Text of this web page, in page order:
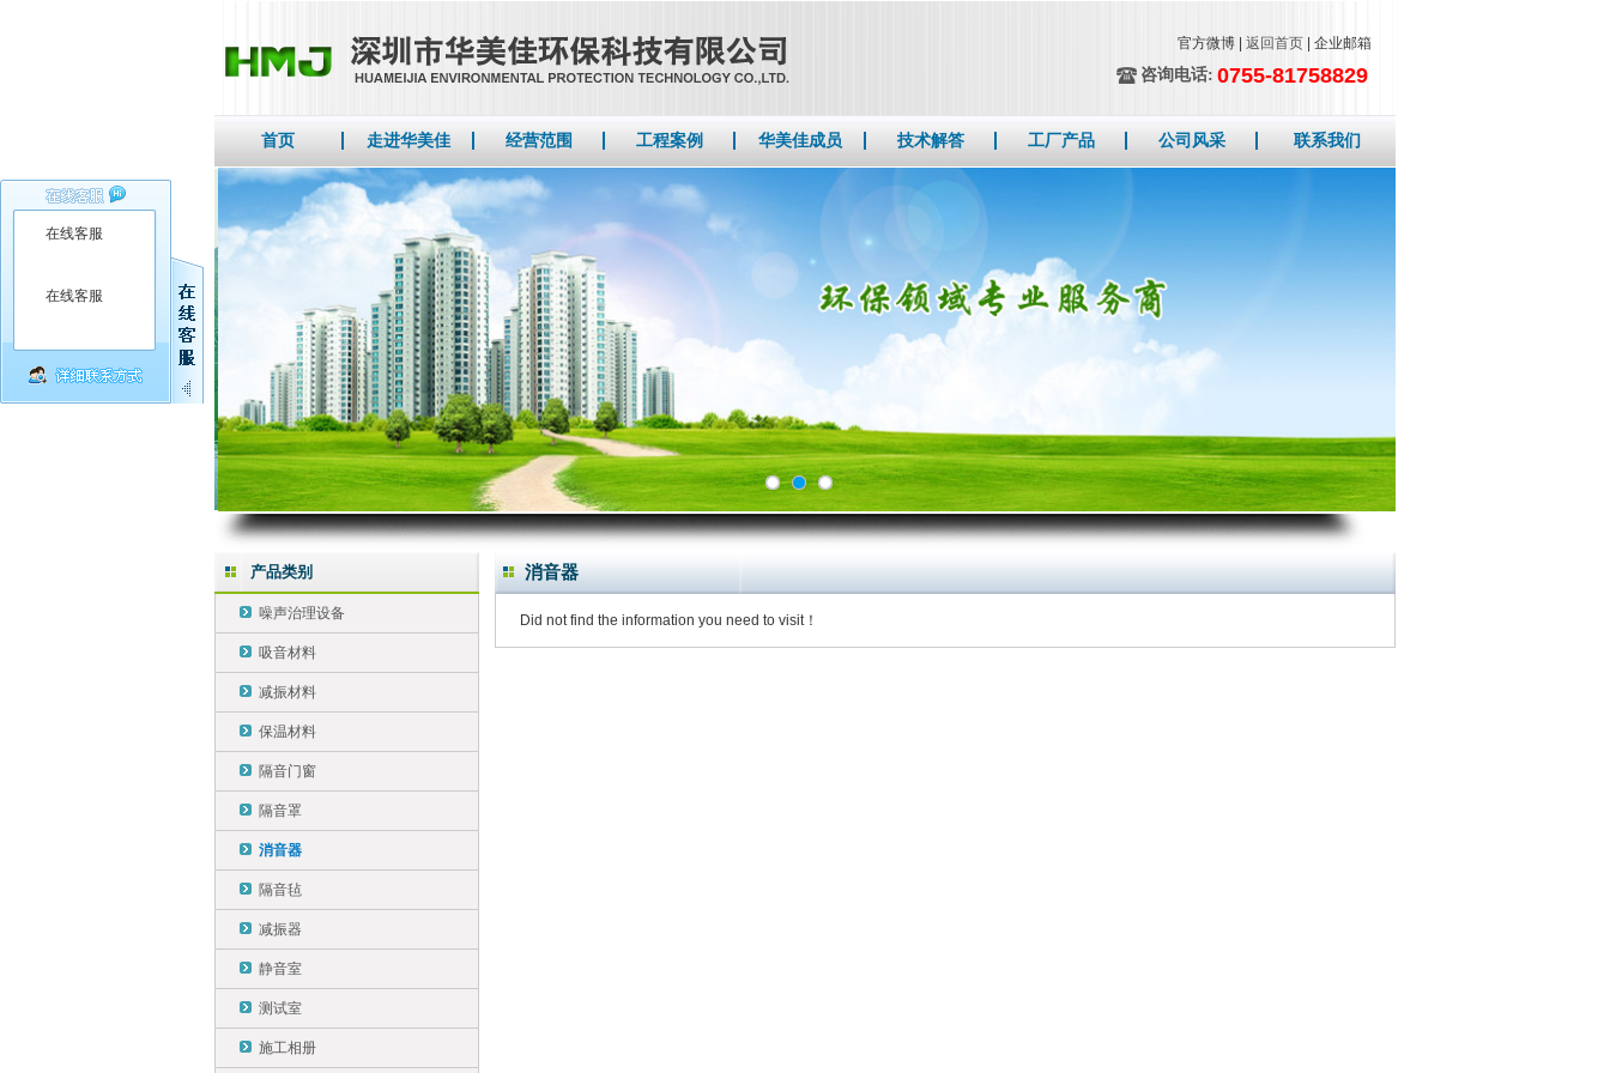
官方微博 | 返回首页 | 企业邮箱
咨询电话: 0755-81758829
首页 走进华美佳 经营范围 工程案例 华美佳成员 技术解答 工厂产品 公司风采 联系我们
产品类别
噪声治理设备
吸音材料
减振材料
保温材料
隔音门窗
隔音罩
消音器
隔音毡
减振器
静音室
测试室
施工相册
消音器
Did not find the information you need to visit！
在线客服
在线客服